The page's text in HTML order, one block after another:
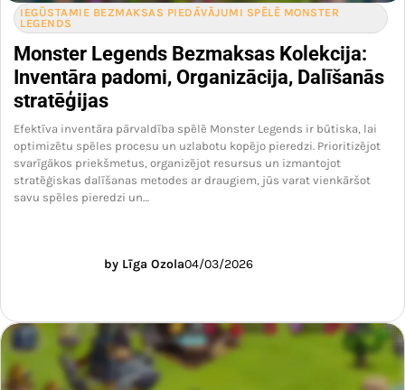
IEGŪSTAMIE BEZMAKSAS PIEDĀVĀJUMI SPĒLĒ MONSTER
LEGENDS
Monster Legends Bezmaksas Kolekcija:
Inventāra padomi, Organizācija, Dalīšanās
stratēģijas
Efektīva inventāra pārvaldība spēlē Monster Legends ir būtiska, lai
optimizētu spēles procesu un uzlabotu kopējo pieredzi. Prioritizējot
svarīgākos priekšmetus, organizējot resursus un izmantojot
stratēģiskas dalīšanas metodes ar draugiem, jūs varat vienkāršot
savu spēles pieredzi un…
by Līga Ozola04/03/2026